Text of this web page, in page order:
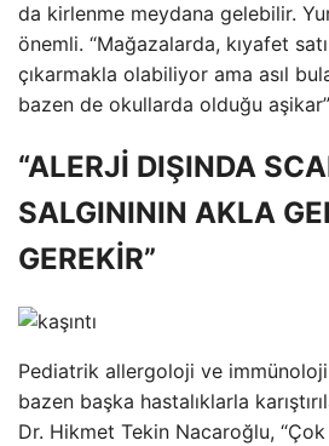
da kirlenme meydana gelebilir.
önemli. “Mağazalarda, kıyafet
çıkarmakla olabiliyor ama asıl
bazen de okullarda olduğu
“ALERJİ DIŞINDA
SALGINININ AKLA
GEREKİR”
Pediatrik allergoloji ve immünoloji
bazen başka hastalıklarla
Dr. Hikmet Tekin Nacaroğlu,